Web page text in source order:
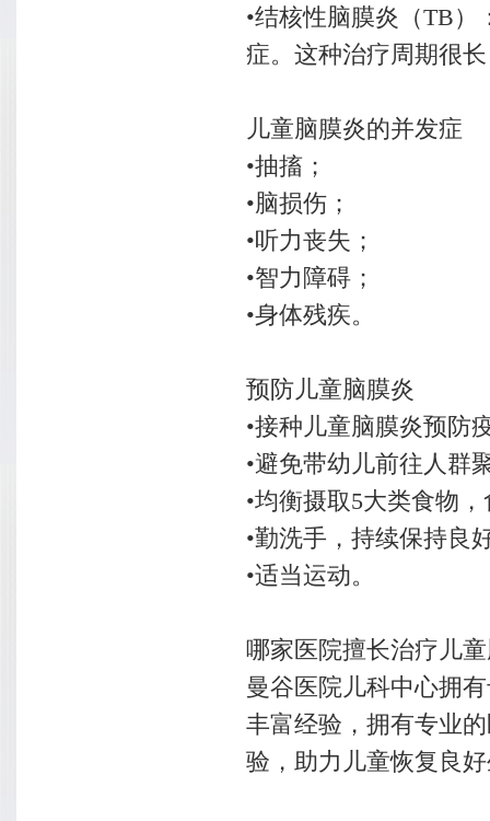
•结核性脑膜炎（TB
症。这种治疗周期很
儿童脑膜炎的并发症
•抽搐；
•脑损伤；
•听力丧失；
•智力障碍；
•身体残疾。
预防儿童脑膜炎
•接种儿童脑膜炎预防
•避免带幼儿前往人群
•均衡摄取5大类食物
•勤洗手，持续保持良
•适当运动。
哪家医院擅长治疗儿
曼谷医院儿科中心拥
丰富经验，拥有专业
验，助力儿童恢复良